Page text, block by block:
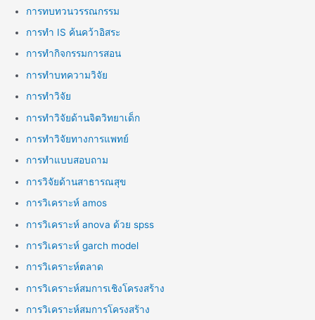
การทบทวนวรรณกรรม
การทำ IS ค้นคว้าอิสระ
การทำกิจกรรมการสอน
การทำบทความวิจัย
การทำวิจัย
การทำวิจัยด้านจิตวิทยาเด็ก
การทำวิจัยทางการแพทย์
การทำแบบสอบถาม
การวิจัยด้านสาธารณสุข
การวิเคราะห์ amos
การวิเคราะห์ anova ด้วย spss
การวิเคราะห์ garch model
การวิเคราะห์ตลาด
การวิเคราะห์สมการเชิงโครงสร้าง
การวิเคราะห์สมการโครงสร้าง